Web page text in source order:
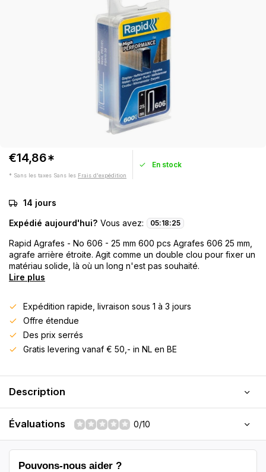
€14,86*
* Sans les taxes Sans les Frais d'expédition
En stock
14 jours
Expédié aujourd'hui? Vous avez: 05:18:24
Rapid Agrafes - No 606 - 25 mm 600 pcs Agrafes 606 25 mm,
agrafe arrière étroite. Agit comme un double clou pour fixer un
matériau solide, là où un long n'est pas souhaité.
Lire plus
Expédition rapide, livraison sous 1 à 3 jours
Offre étendue
Des prix serrés
Gratis levering vanaf € 50,- in NL en BE
Description
Évaluations 0/10
Pouvons-nous aider ?